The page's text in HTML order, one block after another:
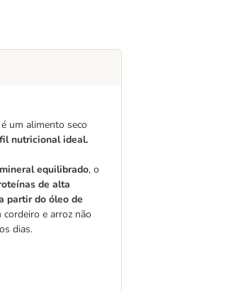
um alimento seco
nutricional ideal.
equilibrado, o
de alta
partir do óleo de
e arroz não
dias.